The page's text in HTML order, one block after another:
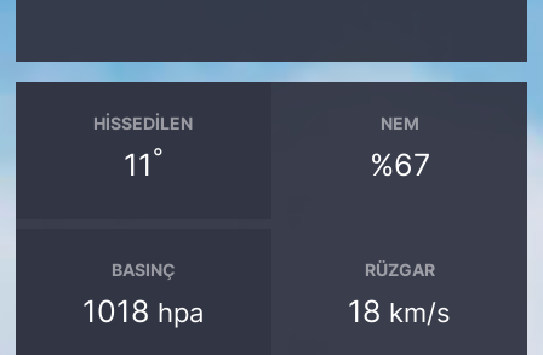
HISSEDILEN
11°
NEM
%67
BASINÇ
1018 hpa
RÜZGAR
18 km/s